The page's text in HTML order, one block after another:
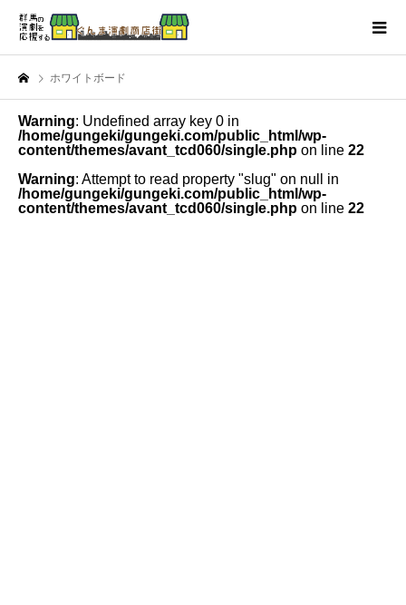
ホワイトボード
Warning: Undefined array key 0 in
/home/gungeki/gungeki.com/public_html/wp-
content/themes/avant_tcd060/single.php on line 22
Warning: Attempt to read property "slug" on null in
/home/gungeki/gungeki.com/public_html/wp-
content/themes/avant_tcd060/single.php on line 22